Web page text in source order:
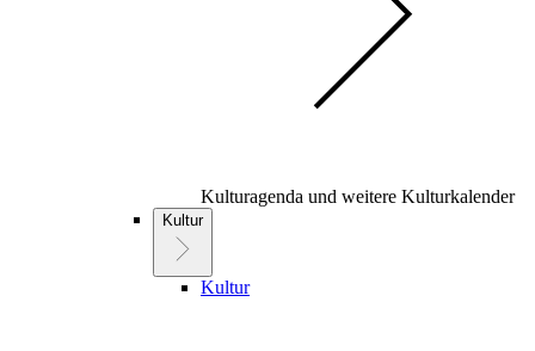
Kulturagenda und weitere Kulturkalender
Kultur
Kultur